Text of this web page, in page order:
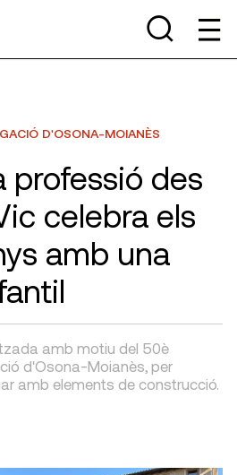
D'OSONA-MOIANÈS
professió des
celebra els
amb una
amb motiu del 50è
d'Osona-Moianès, per
amb elements de construcció.